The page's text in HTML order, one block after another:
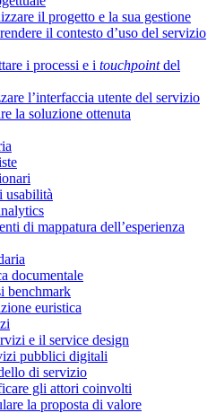
il progetto e la sua gestione
il contesto d’uso del servizio
i processi e i touchpointdel
l’interfaccia utente del servizio
la soluzione ottenuta
usabilità
di mappatura dell’esperienza
documentale
benchmark
euristica
e il service design
pubblici digitali
di servizio
gli attori coinvolti
la proposta di valore